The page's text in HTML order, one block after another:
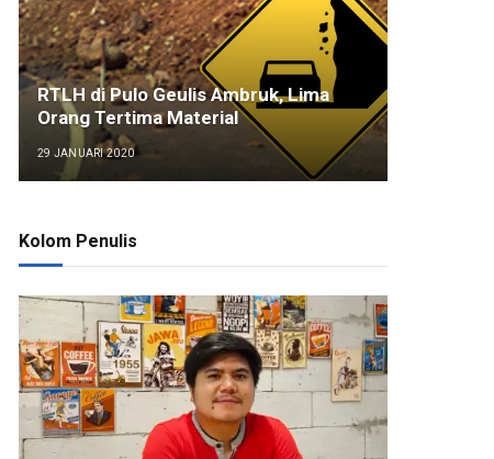
RTLH di Pulo Geulis Ambruk, Lima
Orang Tertima Material
29 JANUARI 2020
Kolom Penulis